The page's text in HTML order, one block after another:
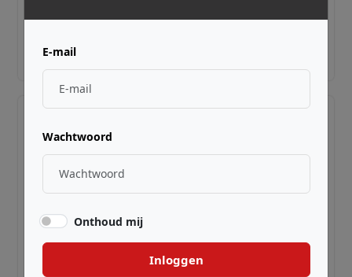
€ 489,00
E-mail
Wachtwoord
Onthoud mij
Inloggen